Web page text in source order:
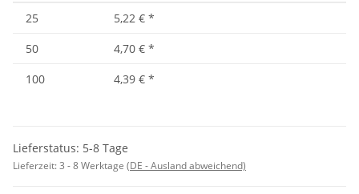
25 5,22 € *
50
4,70 € *
100
4,39 € *
Lieferstatus: 5-8 Tage
Lieferzeit:3 - 8 Werktage (DE - Ausland abweichend)